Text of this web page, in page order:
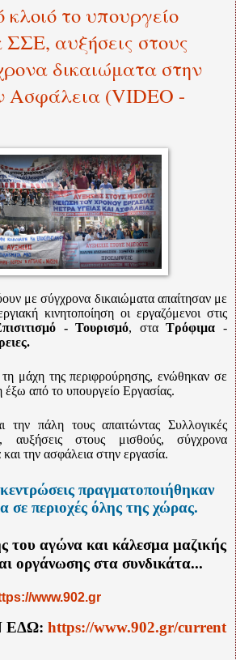
το υπουργείο
αυξήσεις στους
δικαιώματα στην
Ασφάλεια (VIDEO -
με σύγχρονα δικαιώματα απαίτησαν με
κινητοποίηση οι εργαζόμενοι στις
- Τουρισμό, σταΤρόφιμα -
μάχη της περιφρούρησης, ενώθηκαν σε
από το υπουργείο Εργασίας.
πάλη τους απαιτώντας Συλλογικές
αυξήσεις στους μισθούς, σύγχρονα
την ασφάλεια στην εργασία.
πραγματοποιήθηκαν
σε περιοχές όλης της χώρας.
του αγώνα και κάλεσμα μαζικής
οργάνωσης στα συνδικάτα...
www.902.gr
ΕΔΩ: https://www.902.gr/current